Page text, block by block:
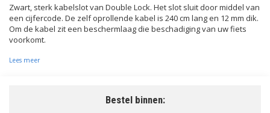
Zwart, sterk kabelslot van Double Lock. Het slot sluit door middel van
een cijfercode. De zelf oprollende kabel is 240 cm lang en 12 mm dik.
Om de kabel zit een beschermlaag die beschadiging van uw fiets
voorkomt.
Lees meer
Bestel binnen: